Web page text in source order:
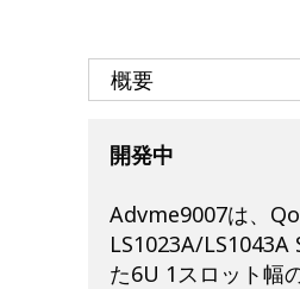
開発中
Advme9007は、
LS1023A/LS1043A
た6U 1スロット幅